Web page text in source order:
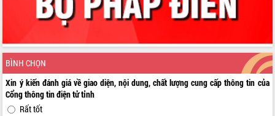
BÌNH CHỌN
Xin ý kiến đánh giá về giao diện, nội dung, chất lượng cung cấp thông tin của
Cổng thông tin điện tử tỉnh
Rất tốt